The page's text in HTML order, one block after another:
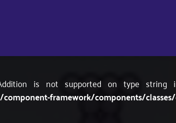
is not supported on type string
framework/components/